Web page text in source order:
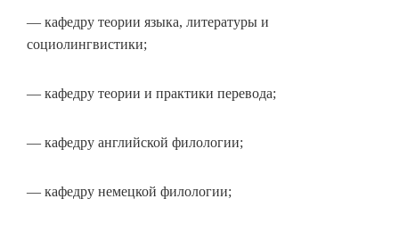
— кафедру теории языка, литературы и
социолингвистики;
— кафедру теории и практики перевода;
— кафедру английской филологии;
— кафедру немецкой филологии;